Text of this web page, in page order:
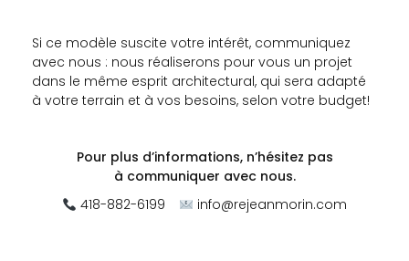
Si ce modèle suscite votre intérêt, communiquez
avec nous : nous réaliserons pour vous un projet
dans le même esprit architectural, qui sera adapté
à votre terrain et à vos besoins, selon votre budget!
Pour plus d’informations, n’hésitez pas
à communiquer avec nous.
418-882-6199
info@rejeanmorin.com